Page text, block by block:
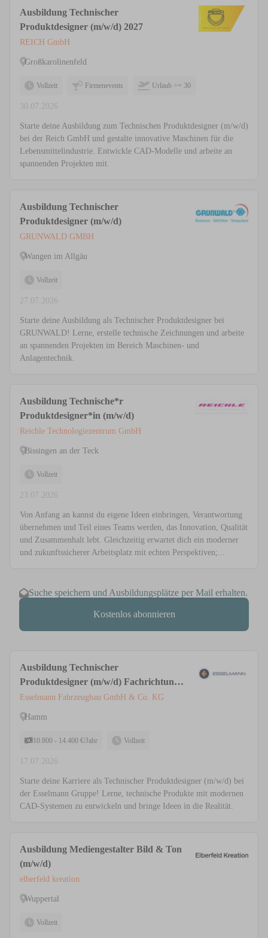
Ausbildung Technischer
Produktdesigner (m/w/d) 2027
REICH GmbH
Großkarolinenfeld
Vollzeit Firmenevents Urlaub >= 30
30.07.2026
Starte deine Ausbildung zum Technischen Produktdesigner (m/w/d)
bei der Reich GmbH und gestalte innovative Maschinen für die
Lebensmittelindustrie. Entwickle CAD-Modelle und arbeite an
spannenden Projekten mit.
Ausbildung Technischer
Produktdesigner (m/w/d)
GRUNWALD GMBH
Wangen im Allgäu
Vollzeit
27.07.2026
Starte deine Ausbildung als Technischer Produktdesigner bei
GRUNWALD! Lerne, erstelle technische Zeichnungen und arbeite
an spannenden Projekten im Bereich Maschinen- und
Anlagentechnik.
Ausbildung Technische*r
Produktdesigner*in (m/w/d)
Reichle Technologiezentrum GmbH
Bissingen an der Teck
Vollzeit
23.07.2026
Von Anfang an kannst du eigene Ideen einbringen, Verantwortung
übernehmen und Teil eines Teams werden, das Innovation, Qualität
und Zusammenhalt lebt. Gleichzeitig erwartet dich ein moderner
und zukunftssicherer Arbeitsplatz mit echten Perspektiven;...
Suche speichern und Ausbildungsplätze per Mail erhalten.
Kostenlos abonnieren
Ausbildung Technischer
Produktdesigner (m/w/d) Fachrichtung
Maschinen- und Anlagenkonstruktion
Esselmann Fahrzeugbau GmbH & Co. KG
Hamm
10.800 - 14.400 €/Jahr Vollzeit
17.07.2026
Starte deine Karriere als Technischer Produktdesigner (m/w/d) bei
der Esselmann Gruppe! Lerne, technische Produkte mit modernen
CAD-Systemen zu entwickeln und bringe Ideen in die Realität.
Ausbildung Mediengestalter Bild & Ton
(m/w/d)
elberfeld kreation
Wuppertal
Vollzeit